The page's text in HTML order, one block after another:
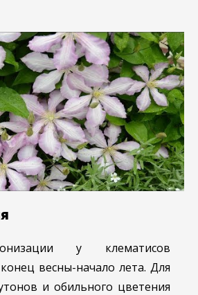
у клематисов
весны-начало лета. Для
и обильного цветения